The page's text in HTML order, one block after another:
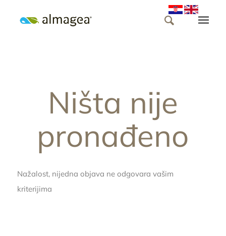
Ništa nije
pronađeno
Nažalost, nijedna objava ne odgovara vašim
kriterijima